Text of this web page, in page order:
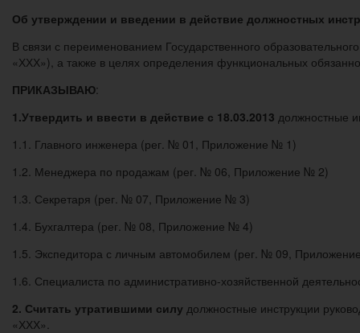
Об утверждении и введении в действие должностных
В связи с переименованием Государственного
«ХХХ»), а также в целях определения функциональных
ПРИКАЗЫВАЮ:
1.Утвердить и ввести в действие с 18.03.2013 должностные
1.1. Главного инженера (рег. № 01, Приложение № 1)
1.2. Менеджера по продажам (рег. № 06, Приложение № 2)
1.3. Секретаря (рег. № 07, Приложение № 3)
1.4. Бухгалтера (рег. № 08, Приложение № 4)
1.5. Экспедитора с личным автомобилем (рег. № 09,
1.6. Специалиста по административно-хозяйственной
2. Считать утратившими силу должностные инструкции
«ХХХ».